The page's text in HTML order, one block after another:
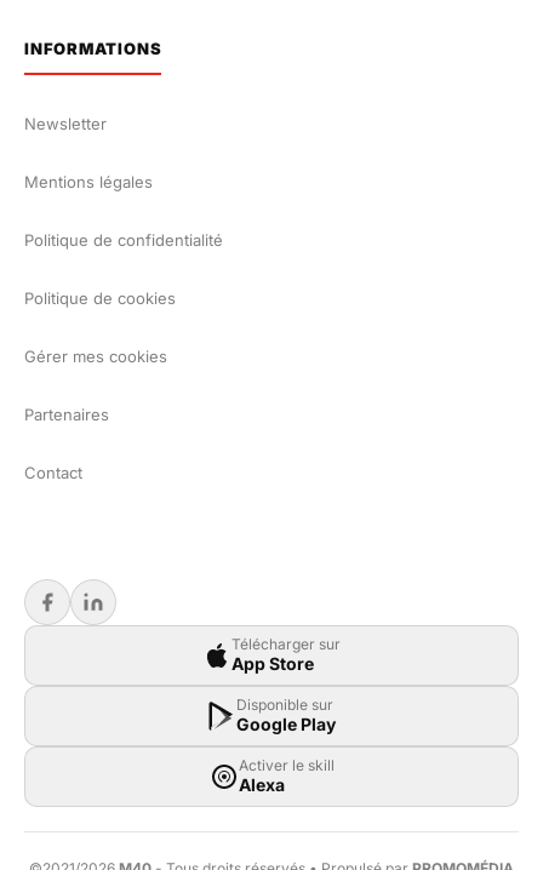
INFORMATIONS
Newsletter
Mentions légales
Politique de confidentialité
Politique de cookies
Gérer mes cookies
Partenaires
Contact
Télécharger sur
App Store
Disponible sur
Google Play
Activer le skill
Alexa